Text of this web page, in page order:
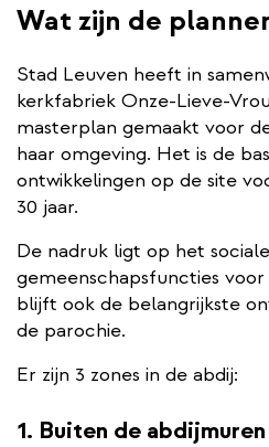
Wat zijn de
Stad Leuven heeft in
kerkfabriek Onze-Lieve-
masterplan gemaakt voor
haar omgeving. Het is de
ontwikkelingen op de site
30 jaar.
De nadruk ligt op het
gemeenschapsfuncties
blijft ook de belangrijkste
de parochie.
Er zijn 3 zones in de abdij:
1. Buiten de abdijmuren